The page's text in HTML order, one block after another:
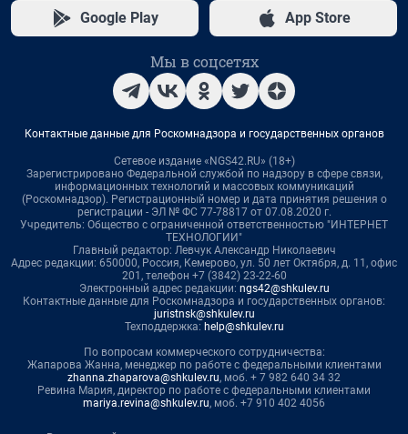
Google Play App Store
Мы в соцсетях
Контактные данные для Роскомнадзора и государственных органов
Сетевое издание «NGS42.RU» (18+)
Зарегистрировано Федеральной службой по надзору в сфере связи,
информационных технологий и массовых коммуникаций
(Роскомнадзор). Регистрационный номер и дата принятия решения о
регистрации - ЭЛ № ФС 77-78817 от 07.08.2020 г.
Учредитель: Общество с ограниченной ответственностью "ИНТЕРНЕТ
ТЕХНОЛОГИИ"
Главный редактор: Левчук Александр Николаевич
Адрес редакции: 650000, Россия, Кемерово, ул. 50 лет Октября, д. 11, офис
201, телефон +7 (3842) 23-22-60
Электронный адрес редакции: ngs42@shkulev.ru
Контактные данные для Роскомнадзора и государственных органов:
juristnsk@shkulev.ru
Техподдержка: help@shkulev.ru
По вопросам коммерческого сотрудничества:
Жапарова Жанна, менеджер по работе с федеральными клиентами
zhanna.zhaparova@shkulev.ru, моб. + 7 982 640 34 32
Ревина Мария, директор по работе с федеральными клиентами
mariya.revina@shkulev.ru, моб. +7 910 402 4056